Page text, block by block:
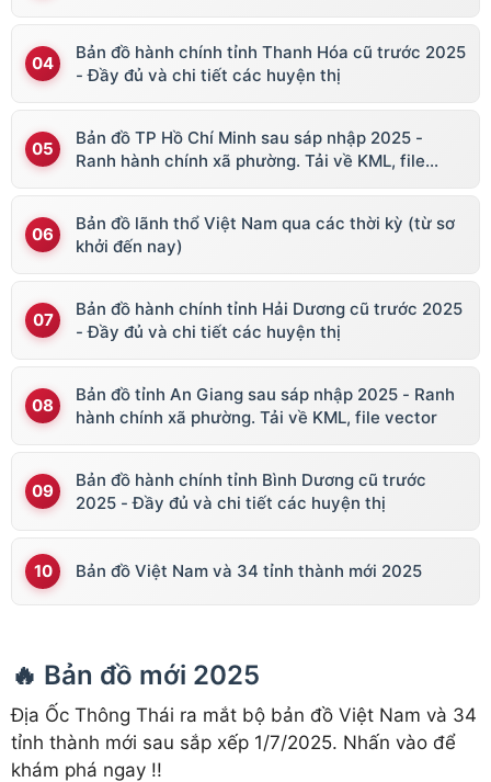
Bản đồ hành chính tỉnh Thanh Hóa cũ trước 2025
- Đầy đủ và chi tiết các huyện thị
Bản đồ TP Hồ Chí Minh sau sáp nhập 2025 -
Ranh hành chính xã phường. Tải về KML, file
Bản đồ lãnh thổ Việt Nam qua các thời kỳ (từ sơ
khởi đến nay)
Bản đồ hành chính tỉnh Hải Dương cũ trước 2025
- Đầy đủ và chi tiết các huyện thị
Bản đồ tỉnh An Giang sau sáp nhập 2025 - Ranh
hành chính xã phường. Tải về KML, file vector
Bản đồ hành chính tỉnh Bình Dương cũ trước
2025 - Đầy đủ và chi tiết các huyện thị
Bản đồ Việt Nam và 34 tỉnh thành mới 2025
🔥 Bản đồ mới 2025
Địa Ốc Thông Thái ra mắt bộ bản đồ Việt Nam và 34
tỉnh thành mới sau sắp xếp 1/7/2025. Nhấn vào để
khám phá ngay !!